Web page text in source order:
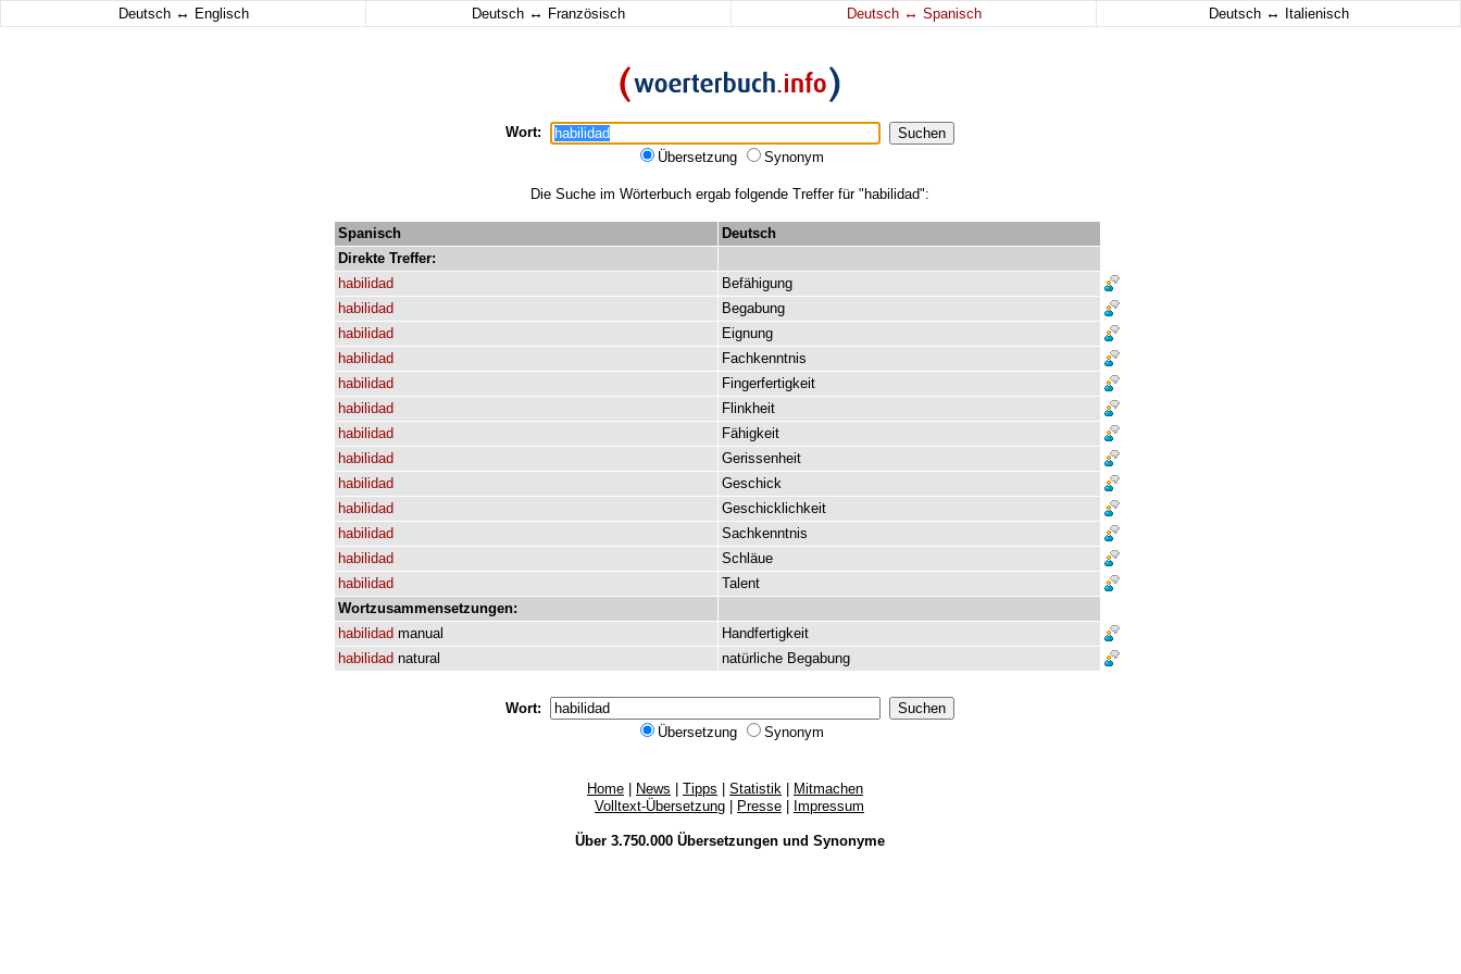
Deutsch ↔ Englisch Deutsch ↔ Französisch Deutsch ↔ Spanisch Deutsch ↔ Italienisch
Wort:
Übersetzung
Synonym
Die Suche im Wörterbuch ergab folgende Treffer für "habilidad":
Spanisch
Deutsch
Direkte Treffer:
habilidad
Befähigung
habilidad
Begabung
habilidad
Eignung
habilidad
Fachkenntnis
habilidad
Fingerfertigkeit
habilidad
Flinkheit
habilidad
Fähigkeit
habilidad
Gerissenheit
habilidad
Geschick
habilidad
Geschicklichkeit
habilidad
Sachkenntnis
habilidad
Schläue
habilidad
Talent
Wortzusammensetzungen:
habilidad manual
Handfertigkeit
habilidad natural natürliche Begabung
Wort:
Übersetzung
Synonym
Home News Tipps Statistik
Mitmachen
Volltext-Übersetzung
Presse Impressum
Über 3.750.000 Übersetzungenund Synonyme